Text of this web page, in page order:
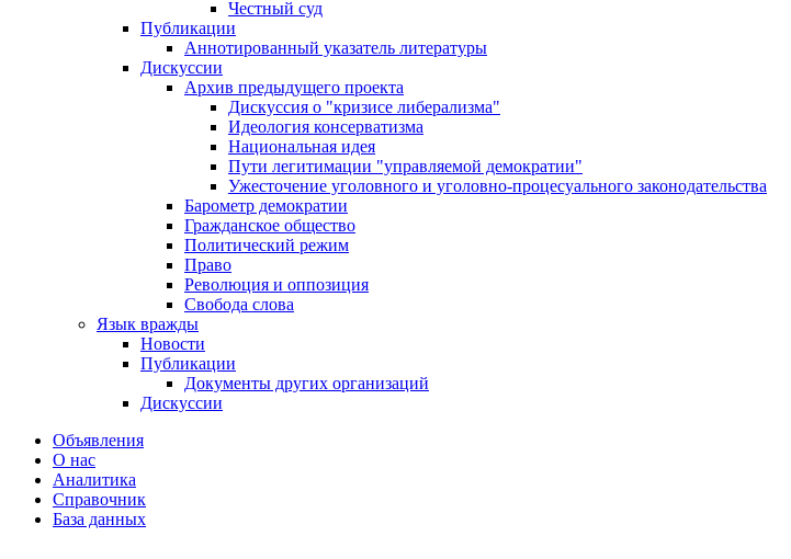
Честный суд
Публикации
Аннотированный указатель литературы
Дискуссии
Архив предыдущего проекта
Дискуссия о "кризисе либерализма"
Идеология консерватизма
Национальная идея
Пути легитимации "управляемой демократии"
Ужесточение уголовного и уголовно-процесуального законодательства
Барометр демократии
Гражданское общество
Политический режим
Право
Революция и оппозиция
Свобода слова
Язык вражды
Новости
Публикации
Документы других организаций
Дискуссии
Объявления
О нас
Аналитика
Справочник
База данных